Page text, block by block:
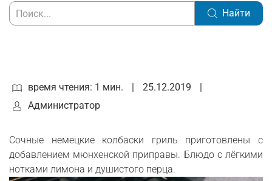
Найти
время чтения: 1 мин. | 25.12.2019
|
Администратор
Сочные немецкие колбаски гриль приготовлены с
добавлением мюнхенской приправы. Блюдо с лёгкими
нотками лимона и душистого перца.